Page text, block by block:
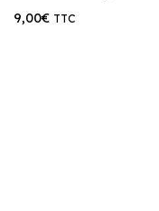
9,00€ TTC